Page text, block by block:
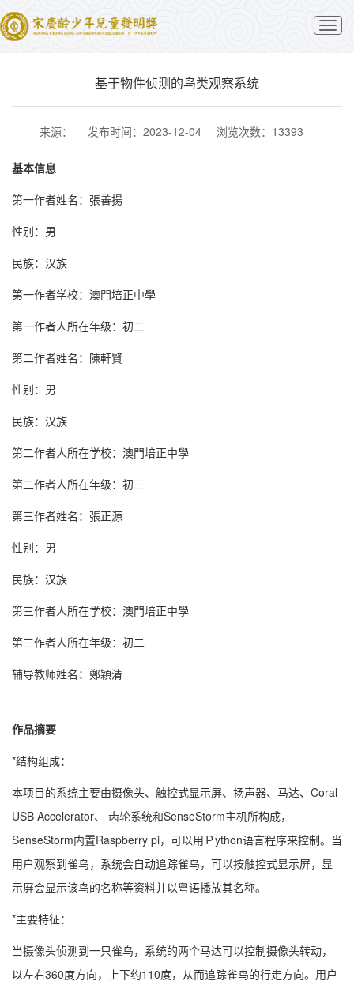
切
换
基于物件侦测的鸟类观察系统
来源： 发布时间：2023-12-04 浏览次数：13393
基本信息
第一作者姓名：張善揚
性别：男
民族：汉族
第一作者学校：澳門培正中學
第一作者人所在年级：初二
第二作者姓名：陳軒賢
性别：男
民族：汉族
第二作者人所在学校：澳門培正中學
第二作者人所在年级：初三
第三作者姓名：張正源
性别：男
民族：汉族
第三作者人所在学校：澳門培正中學
第三作者人所在年级：初二
辅导教师姓名：鄭穎清
作品摘要
*结构组成：
本项目的系统主要由摄像头、触控式显示屏、扬声器、马达、Coral
USB Accelerator、 齿轮系统和SenseStorm主机所构成，
SenseStorm内置Raspberry pi，可以用Ｐython语言程序来控制。当
用户观察到雀鸟，系统会自动追踪雀鸟，可以按触控式显示屏，显
示屏会显示该鸟的名称等资料并以粤语播放其名称。
*主要特征：
当摄像头侦测到一只雀鸟，系统的两个马达可以控制摄像头转动，
以左右360度方向，上下约110度，从而追踪雀鸟的行走方向。用户